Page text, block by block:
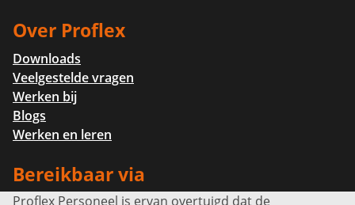
Over Proflex
Downloads
Veelgestelde vragen
Werken bij
Blogs
Werken en leren
Bereikbaar via
Proflex Personeel is ervan overtuigd dat de